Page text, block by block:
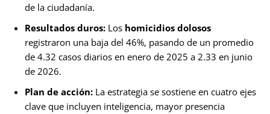
de la ciudadanía.
Resultados duros: Los homicidios dolosos
registraron una baja del 46%, pasando de un promedio
de 4.32 casos diarios en enero de 2025 a 2.33 en junio
de 2026.
Plan de acción: La estrategia se sostiene en cuatro ejes
clave que incluyen inteligencia, mayor presencia